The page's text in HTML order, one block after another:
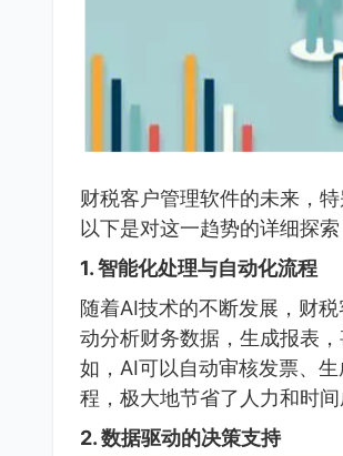
财税客户管理软件的未来，
以下是对这一趋势的详细探索
1. 智能化处理与自动化流程
随着AI技术的不断发展，财
动分析财务数据，生成报表
如，AI可以自动审核发票、
程，极大地节省了人力和时间
2. 数据驱动的决策支持